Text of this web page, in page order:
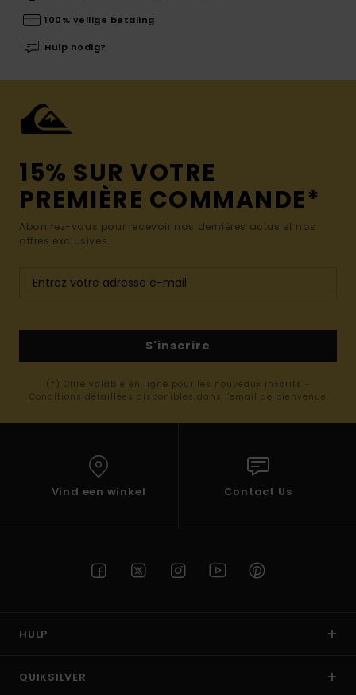
100% veilige betaling
Hulp nodig?
15% SUR VOTRE
PREMIÈRE COMMANDE*
Abonnez-vous pour recevoir nos dernières actus et nos
offres exclusives.
S'inscrire
(*) Offre valable en ligne pour les nouveaux inscrits -
Conditions détaillées disponibles dans l'email de bienvenue
Vind een winkel Contact Us
HULP
QUIKSILVER